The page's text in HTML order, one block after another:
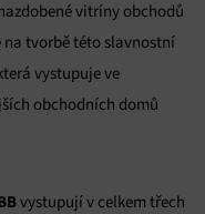
vitríny obchodů
na tvorbě této slavnostní
vystupuje ve
obchodních domů
vystupují v celkem třech